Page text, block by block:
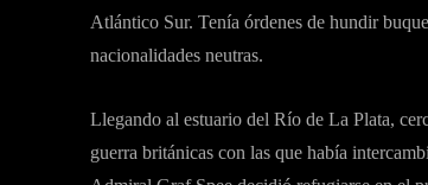
Atlántico Sur. Tenía órdenes de hundir
nacionalidades neutras.
Llegando al estuario del Río de La Plata,
guerra británicas con las que había